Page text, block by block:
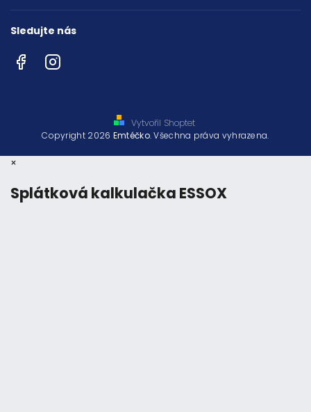
Sledujte nás
FacebookInstagram
Vytvořil Shoptet
Copyright 2026 Emtéčko. Všechna práva vyhrazena.
×
Splátková kalkulačka ESSOX